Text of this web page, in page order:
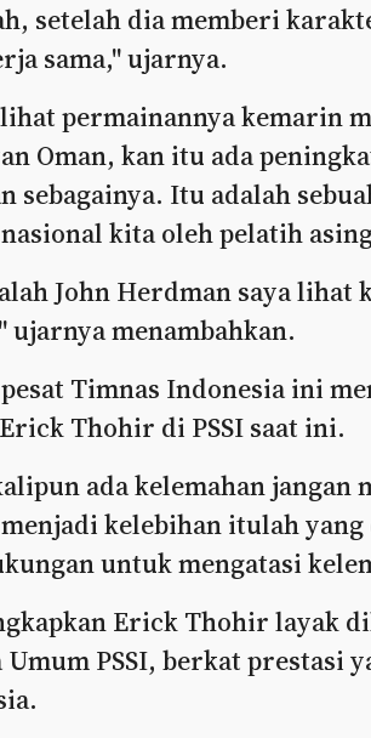
setelah dia memberi
sama," ujarnya.
permainannya kemarin
Oman, kan itu ada
sebagainya. Itu adalah
kita oleh pelatih
John Herdman saya
ujarnya menambahkan.
Timnas Indonesia ini
Thohir di PSSI saat ini.
ada kelemahan jangan
kelebihan itulah
untuk mengatasi
Erick Thohir layak
Umum PSSI, berkat prestasi